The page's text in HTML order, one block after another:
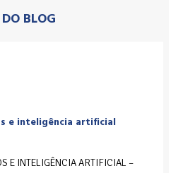
BLOG
e inteligência artificial
E INTELIGÊNCIA ARTIFICIAL –